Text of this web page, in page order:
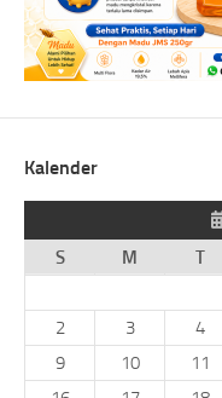
Kalender
S
M T
2
3 4
9
10 11